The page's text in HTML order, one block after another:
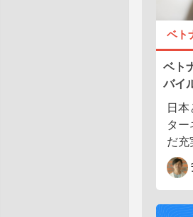
ベト
ベト
バイ
日
ター
だ充